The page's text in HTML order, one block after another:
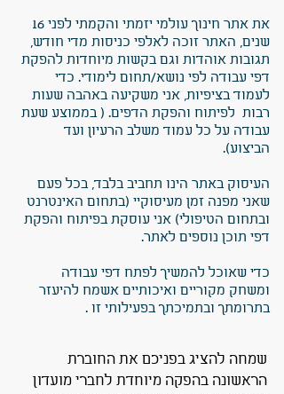
את אתר חינוך עולמי יזמתי והקמתי לפני 16
שנים, האתר זוכה לאלפי כניסות מדי חודש,
תגובות אוהדות וגם בקשות מיוחדות להפקת
דפי עבודה לפי נושא/תחום לימודי. כדי
לעמוד בציפיות, אני משקיעה באהבה שעות
רבות לפיתוח והפקת הדפים. ( בממוצע שעת
עבודה על כל עמוד משלב הרעיון ועד
הביצוע).
העיסוק באתר הינו תחביב בלבד, בכל פעם
שאני מפנה זמן מעיסוקיי (בתחום האינטרנט
ובתחום הטיפולי) אני עוסקת בפיתוח והפקת
דפי תוכן נוספים לאתר.
כדי שאוכל להמשיך לפתח דפי עבודה
ומשחק מקוריים ואיכותיים אשמח להיעזר
בתרומתך ובתמיכתך בפעילותי זו .
שמחה להציג בפניכם את החוברת
הראשונה בהפקה מיוחדת לחברי מועדון